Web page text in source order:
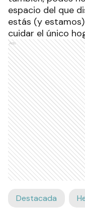
espacio del que
estás (y
cuidar el único
Ads
Destacada